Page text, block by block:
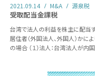
2021.09.14 M&A 源泉税
受取配当金課税
台湾で法人の利益を株主に配当
居住者（外国法人、外国人）かに
の場合 （１）法人：台湾法人が